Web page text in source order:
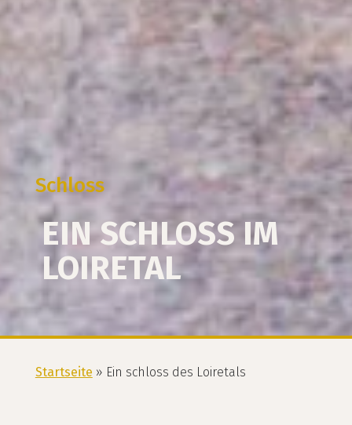
Schloss
EIN SCHLOSS IM
LOIRETAL
Startseite » Ein schloss des Loiretals